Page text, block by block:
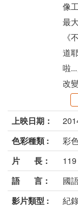
像
最
《
道
啦
改
上映日期：
色彩種類 :
彩
片 長：
語 言：
國
影片類型 :
紀